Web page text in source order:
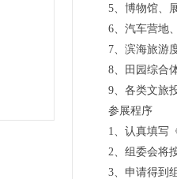
5、博物馆、
6、汽车营地
7、滨海旅游
8、田园综合
9、各类文旅
参展程序
1、认真填写
2、组委会将
3、申请得到